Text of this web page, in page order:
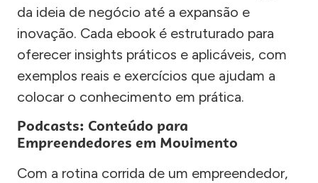
da ideia de negócio até a expansão e
inovação. Cada ebook é estruturado para
oferecer insights práticos e aplicáveis, com
exemplos reais e exercícios que ajudam a
colocar o conhecimento em prática.
Podcasts: Conteúdo para
Empreendedores em Movimento
Com a rotina corrida de um empreendedor,